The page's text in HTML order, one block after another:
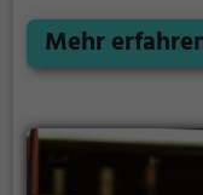
frühstücken.
und eine
fühlt man sich
um den Alltag
Runde den Tag
Mehr